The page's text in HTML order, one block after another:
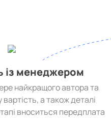
із менеджером
найкращого автора та
а також деталі
вноситься передплата